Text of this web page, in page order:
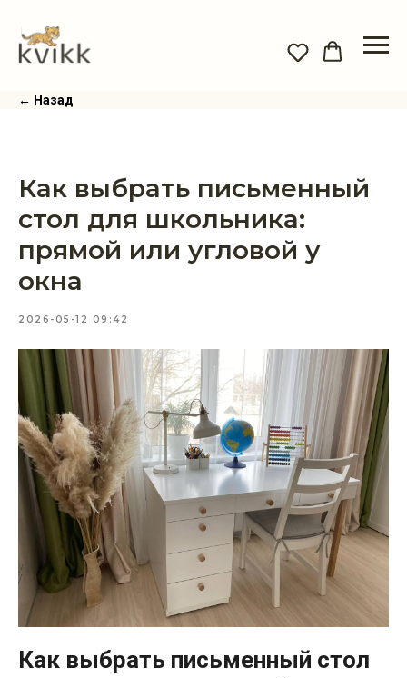
← Назад
Как выбрать письменный
стол для школьника:
прямой или угловой у
окна
2026-05-12 09:42
Как выбрать письменный стол